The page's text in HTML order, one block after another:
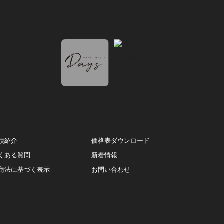
紹介
価格表ダウンロード
ある質問
新着情報
法に基づく表示
お問い合わせ